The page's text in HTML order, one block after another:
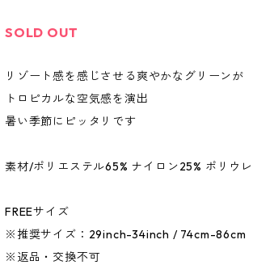
SOLD OUT
リゾート感を感じさせる爽やかなグリーンが
トロピカルな空気感を演出
暑い季節にピッタリです
素材/ポリエステル65% ナイロン25% ポリウ
FREEサイズ
※推奨サイズ：29inch-34inch / 74cm-86cm
※返品・交換不可